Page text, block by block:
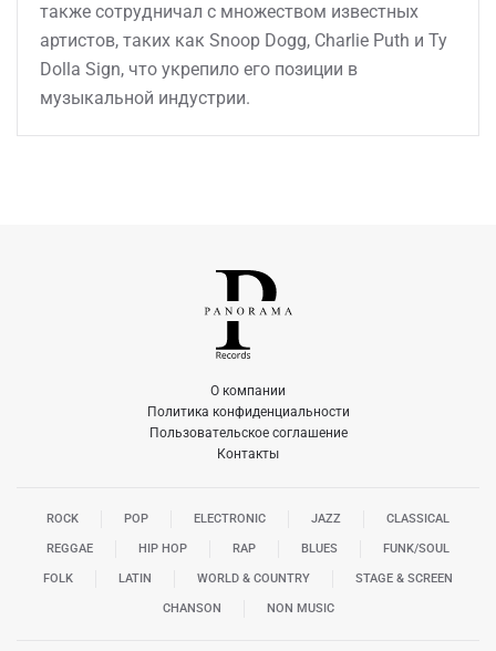
также сотрудничал с множеством известных
артистов, таких как Snoop Dogg, Charlie Puth и Ty
Dolla Sign, что укрепило его позиции в
музыкальной индустрии.
О компании
Политика конфиденциальности
Пользовательское соглашение
Контакты
ROCK POP ELECTRONIC JAZZ CLASSICAL
REGGAE HIP HOP RAP BLUES FUNK/SOUL
FOLK LATIN WORLD & COUNTRY STAGE & SCREEN
CHANSON NON MUSIC